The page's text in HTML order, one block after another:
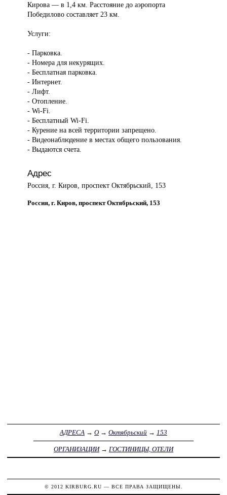
Кирова — в 1,4 км. Расстояние до аэропорта
Победилово составляет 23 км.
Услуги:
- Парковка.
- Номера для некурящих.
- Бесплатная парковка.
- Интернет.
- Лифт.
- Отопление.
- Wi-Fi.
- Бесплатный Wi-Fi.
- Курение на всей территории запрещено.
- Видеонаблюдение в местах общего пользования.
- Выдаются счета.
Адрес
Россия, г. Киров, проспект Октябрьский, 153
Россия, г. Киров, проспект Октябрьский, 153
АДРЕСА → О → Октябрьский → 153
ОРГАНИЗАЦИИ→ ГОСТИНИЦЫ, ОТЕЛИ
© 2012 KIRBURG.RU — ВСЕ ПРАВА ЗАЩИЩЕНЫ.